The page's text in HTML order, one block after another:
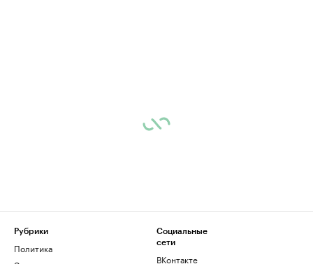
Рубрики
Политика
Социальные
сети
ВКонтакте